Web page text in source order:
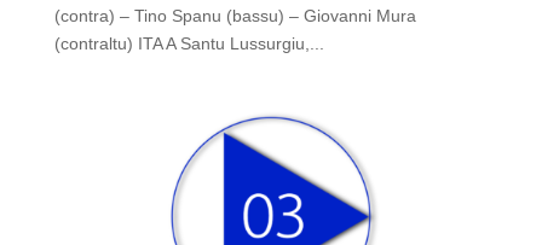
(contra) – Tino Spanu (bassu) – Giovanni Mura
(contraltu) ITA A Santu Lussurgiu,...